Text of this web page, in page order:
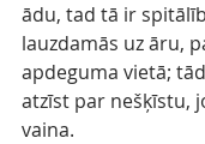
ādu, tad tā ir
lauzdamās uz āru,
apdeguma vietā;
atzīst par nešķīstu,
vaina.